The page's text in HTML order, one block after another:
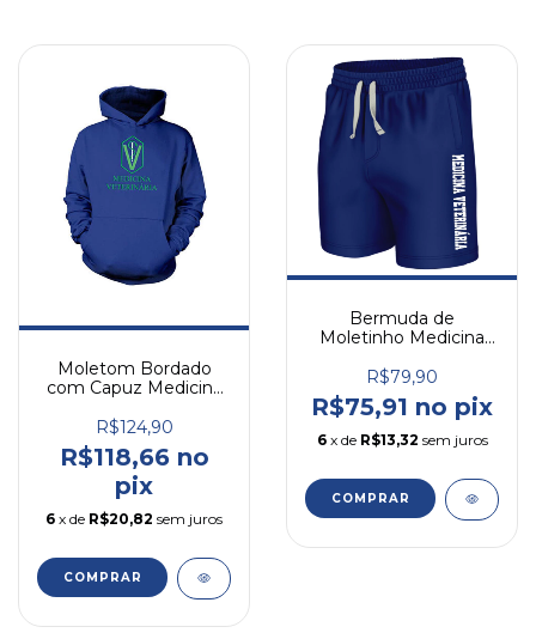
Moletom Bordado
com Capuz Medicina
R$124,90
R$118,66 no
pix
6 x de R$20,82 sem juros
COMPRAR
Bermuda de
Moletinho Medicina
R$79,90
R$75,91 no pix
6 x de R$13,32 sem juros
COMPRAR